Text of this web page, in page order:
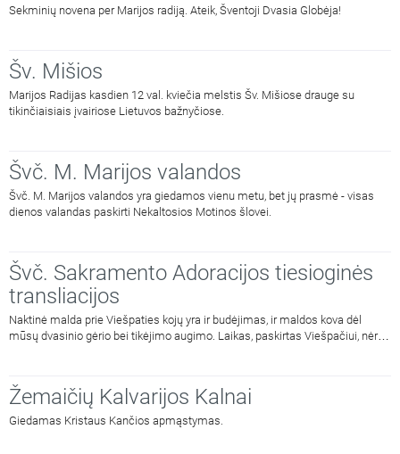
Sekminių novena per Marijos radiją. Ateik, Šventoji Dvasia Globėja!
Šv. Mišios
Marijos Radijas kasdien 12 val. kviečia melstis Šv. Mišiose drauge su
tikinčiaisiais įvairiose Lietuvos bažnyčiose.
Švč. M. Marijos valandos
Švč. M. Marijos valandos yra giedamos vienu metu, bet jų prasmė - visas
dienos valandas paskirti Nekaltosios Motinos šlovei.
Švč. Sakramento Adoracijos tiesioginės
transliacijos
Naktinė malda prie Viešpaties kojų yra ir budėjimas, ir maldos kova dėl
mūsų dvasinio gėrio bei tikėjimo augimo. Laikas, paskirtas Viešpačiui, nėra
Žemaičių Kalvarijos Kalnai
Giedamas Kristaus Kančios apmąstymas.